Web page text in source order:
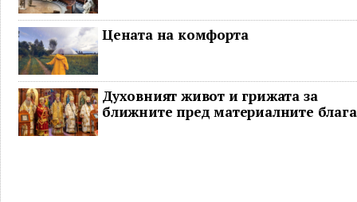
Цената на комфорта
Духовният живот и грижата за
ближните пред материалните блага